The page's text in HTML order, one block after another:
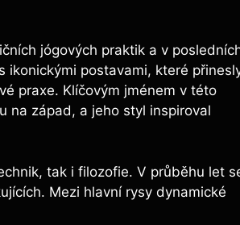
jógových praktik a v
ikonickými postavami, které
praxe. Klíčovým jménem v této
na západ, a jeho styl inspiroval
tak i filozofie. V průběhu let
Mezi hlavní rysy dynamické